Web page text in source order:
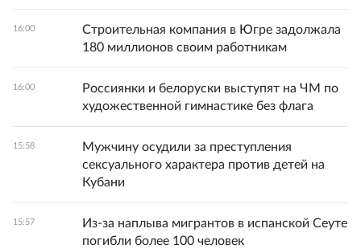
16:00
Строительная компания в Югре задолжала
180 миллионов своим работникам
16:00
Россиянки и белоруски выступят на ЧМ по
художественной гимнастике без флага
15:58
Мужчину осудили за преступления
сексуального характера против детей на
Кубани
15:57
Из-за наплыва мигрантов в испанской Сеуте
погибли более 100 человек